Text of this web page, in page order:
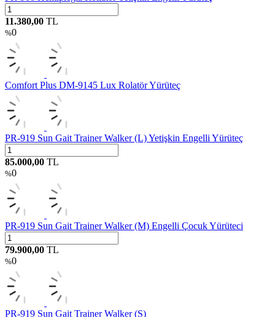
11.380,00 TL
%0
Comfort Plus DM-9145 Lux Rolatör Yürüteç
PR-919 Sun Gait Trainer Walker (L) Yetişkin Engelli Yürüteç
85.000,00 TL
%0
PR-919 Sun Gait Trainer Walker (M) Engelli Çocuk Yürüteci
79.900,00 TL
%0
PR-919 Sun Gait Trainer Walker (S)